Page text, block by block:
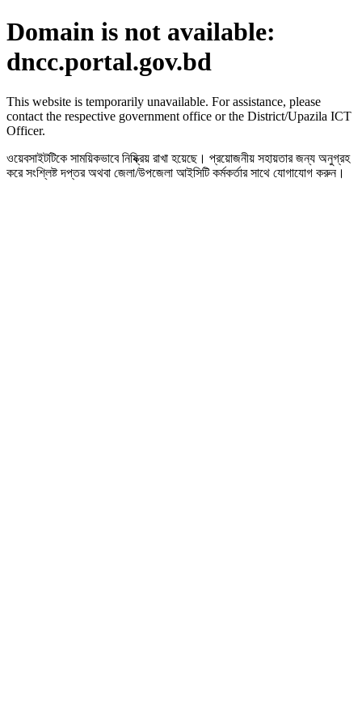
Domain is not available:
dncc.portal.gov.bd
This website is temporarily unavailable. For assistance, please
contact the respective government office or the District/Upazila ICT
Officer.
ওয়েবসাইটটিকে সাময়িকভাবে নিষ্ক্রিয় রাখা হয়েছে। প্রয়োজনীয় সহায়তার জন্য অনুগ্রহ
করে সংশ্লিষ্ট দপ্তর অথবা জেলা/উপজেলা আইসিটি কর্মকর্তার সাথে যোগাযোগ করুন।